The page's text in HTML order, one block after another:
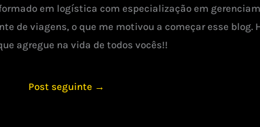
em logística com especialização em
de viagens, o que me motivou a começar esse
agregue na vida de todos vocês!!
Post seguinte →